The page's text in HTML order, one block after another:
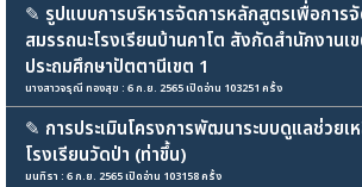
✎ รูปแบบการบริหารจัดการหลักสูตรเพื่อการ
สมรรถนะโรงเรียนบ้านคาโต สังกัดสำนักงาน
ประถมศึกษาปัตตานีเขต 1
นางสาวจรุณี ทองสุข : 6 ก.ย. 2565 เปิดอ่าน 103251 ครั้ง
✎ การประเมินโครงการพัฒนาระบบดูแลช่วยเ
โรงเรียนวัดป่า (ท่าขึ้น)
มนทิรา : 6 ก.ย. 2565 เปิดอ่าน 103158 ครั้ง